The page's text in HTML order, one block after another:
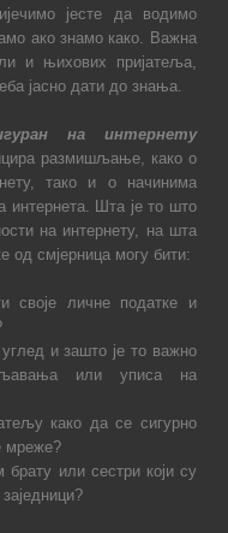
јесте да водимо
ако знамо како. Важна
и њихових пријатеља,
јасно дати до знања.
на интернету
размишљање, како о
тако и о начинима
интернета. Шта је то што
на интернету, на шта
од смјерница могу бити:
своје личне податке и
углед и зашто је то важно
или уписа на
како да се сигурно
мреже?
брату или сестри који су